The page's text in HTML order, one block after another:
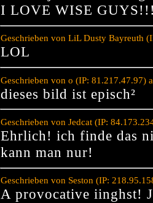
I LOVE WISE
Geschrieben von LiL Dusty Bayreuth
LOL
Geschrieben von o (IP: 81.217.47.97)
dieses bild ist episch²
Geschrieben von Jedcat (IP:
Ehrlich! ich finde das
kann man nur!
Geschrieben von Seston (IP:
A provocative iinghst!